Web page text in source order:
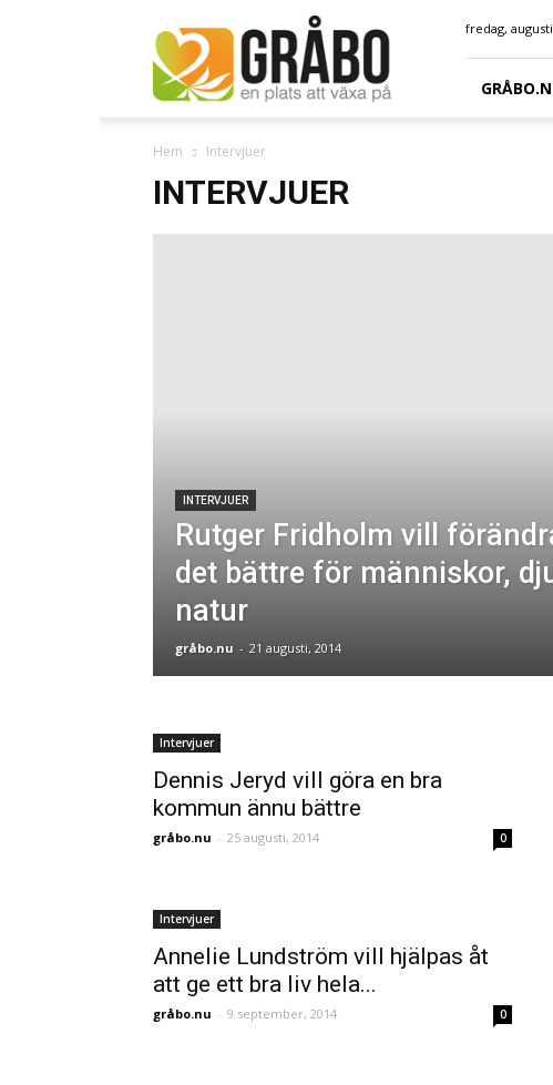
fredag,
Hem Intervjuer
INTERVJUER
INTERVJUER
Rutger Fridholm vill
det bättre för människor,
natur
gråbo.nu - 21 augusti, 2014
Intervjuer
Dennis Jeryd vill göra en bra
kommun ännu bättre
gråbo.nu - 25 augusti, 2014 0
Intervjuer
Annelie Lundström vill hjälpas åt
att ge ett bra liv hela...
gråbo.nu - 9 september, 2014 0